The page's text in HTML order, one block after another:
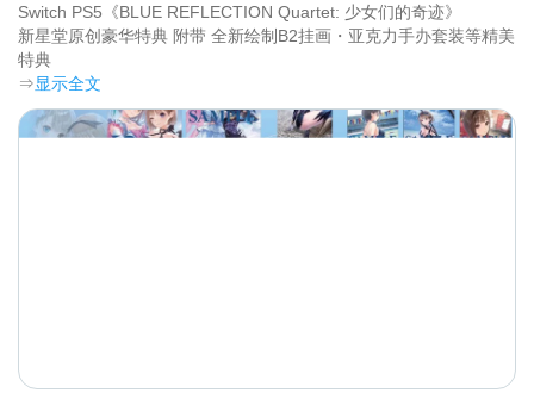
Switch PS5《BLUE REFLECTION Quartet: 少女们的奇迹》
新星堂原创豪华特典 附带 全新绘制B2挂画・亚克力手办套装等精美
⇒显示全文